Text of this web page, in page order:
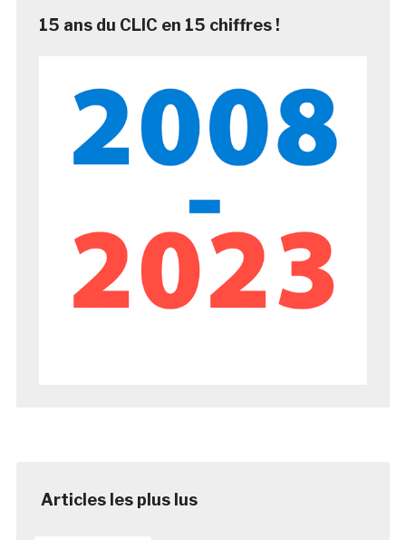
15 ans du CLIC en 15 chiffres !